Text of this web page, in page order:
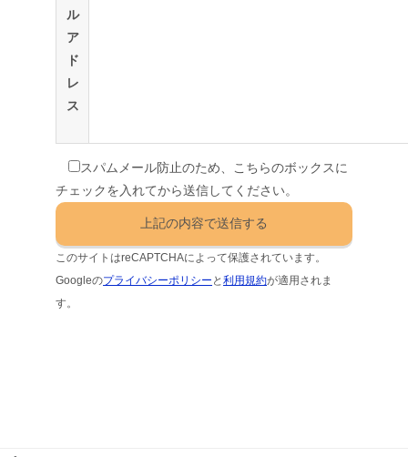
ル
ア
ド
レ
ス
スパムメール防止のため、こちらのボックスに
チェックを入れてから送信してください。
このサイトはreCAPTCHAによって保護されています。
Googleのプライバシーポリシー と利用規約が適用されま
す。